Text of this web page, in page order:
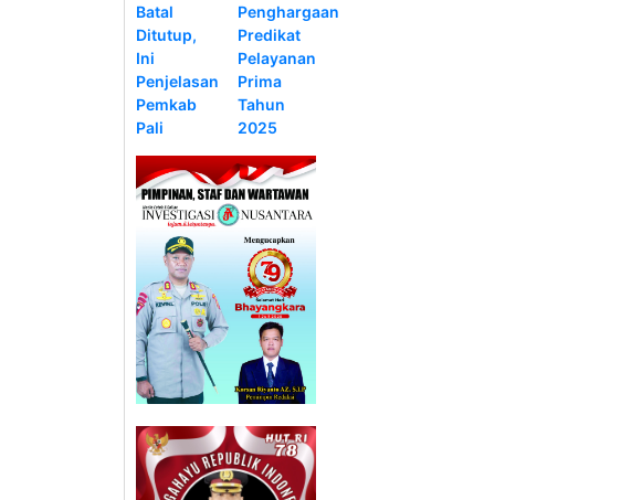
Batal
Ditutup,
Ini
Penjelasan
Pemkab
Pali
Penghargaan
Predikat
Pelayanan
Prima
Tahun
2025